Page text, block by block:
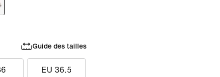
Guide des tailles
EU 36.5